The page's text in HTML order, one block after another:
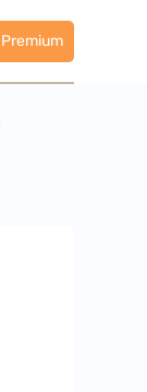
Premium